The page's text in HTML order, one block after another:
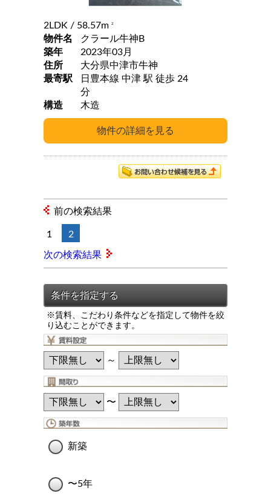
※賃料、こだわり条件などを指定して物件を絞
り込むことができます。
～
〜
新築
〜5年
2LDK / 58.57m 2
物件名
クラール牛神B
築年
2023年03月
住所
大分県中津市牛神
最寄駅
日豊本線 中津 駅 徒歩 24
分
構造
木造
前の検索結果
1 2
次の検索結果